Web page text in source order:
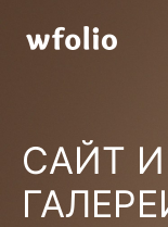
САЙТ